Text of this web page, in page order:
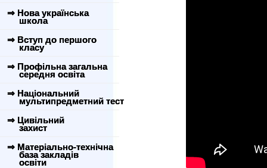
⇒ Нова українська
школа
⇒ Вступ до першого
класу
⇒ Профільна загальна
середня освіта
⇒ Національний
мультипредметний тест
⇒ Цивільний
захист
⇒ Матеріально-технічна
база закладів
освіти